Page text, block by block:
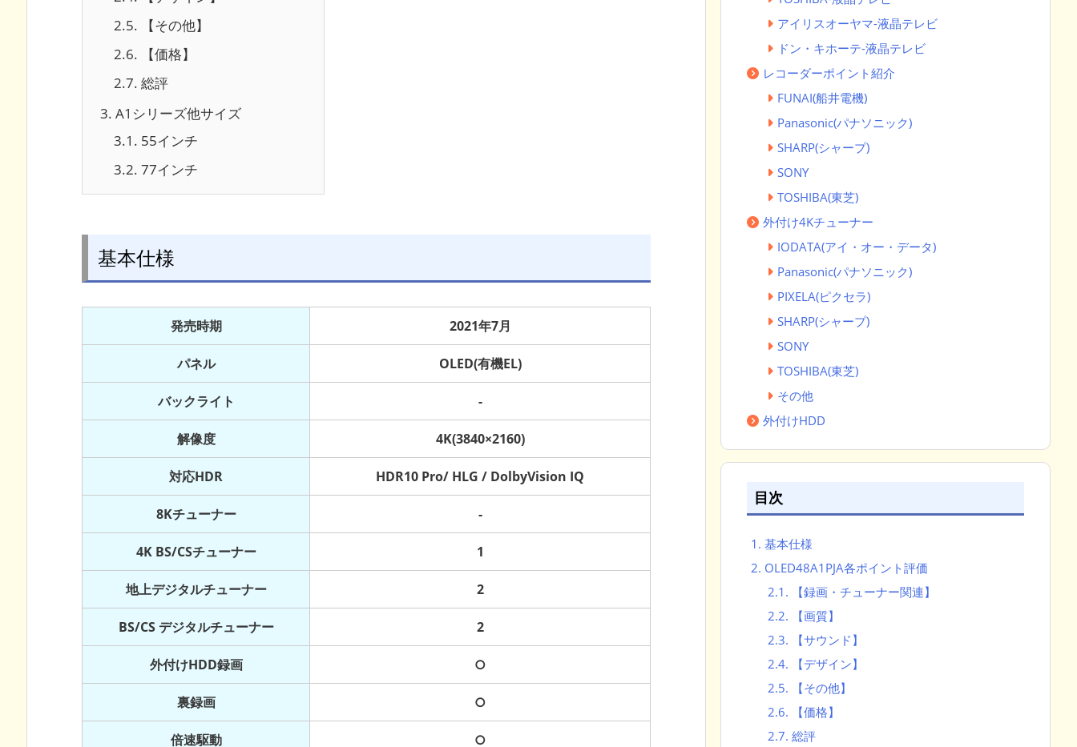
2.5. 【その他】
2.6. 【価格】
2.7. 総評
3. A1シリーズ他サイズ
3.1. 55インチ
3.2. 77インチ
基本仕様
発売時期 2021年7月
パネル OLED(有機EL)
バックライト -
解像度 4K(3840×2160)
対応HDR HDR10 Pro/ HLG / DolbyVision IQ
8Kチューナー -
4K BS/CSチューナー 1
地上デジタルチューナー 2
BS/CS デジタルチューナー 2
外付けHDD録画 ○
裏録画 ○
倍速駆動 ○
アイリスオーヤマ-液晶テレビ
ドン・キホーテ-液晶テレビ
レコーダーポイント紹介
FUNAI(船井電機)
Panasonic(パナソニック)
SHARP(シャープ)
SONY
TOSHIBA(東芝)
外付け4Kチューナー
IODATA(アイ・オー・データ)
Panasonic(パナソニック)
PIXELA(ピクセラ)
SHARP(シャープ)
SONY
TOSHIBA(東芝)
その他
外付けHDD
目次
1. 基本仕様
2. OLED48A1PJA各ポイント評価
2.1. 【録画・チューナー関連】
2.2. 【画質】
2.3. 【サウンド】
2.4. 【デザイン】
2.5. 【その他】
2.6. 【価格】
2.7. 総評